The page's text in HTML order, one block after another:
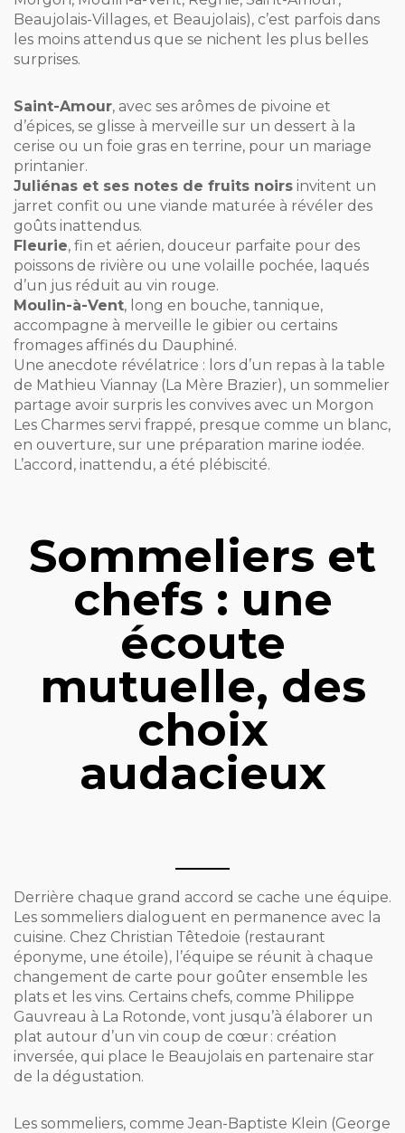
Beaujolais-Villages, et Beaujolais), c’est parfois dans
les moins attendus que se nichent les plus belles
surprises.
Saint-Amour, avec ses arômes de pivoine et
d’épices, se glisse à merveille sur un dessert à la
cerise ou un foie gras en terrine, pour un mariage
printanier.
Juliénas et ses notes de fruits noirs invitent un
jarret confit ou une viande maturée à révéler des
goûts inattendus.
Fleurie, fin et aérien, douceur parfaite pour des
poissons de rivière ou une volaille pochée, laqués
d’un jus réduit au vin rouge.
Moulin-à-Vent, long en bouche, tannique,
accompagne à merveille le gibier ou certains
fromages affinés du Dauphiné.
Une anecdote révélatrice : lors d’un repas à la table
de Mathieu Viannay (La Mère Brazier), un sommelier
partage avoir surpris les convives avec un Morgon
Les Charmes servi frappé, presque comme un blanc,
en ouverture, sur une préparation marine iodée.
L’accord, inattendu, a été plébiscité.
Sommeliers et
chefs : une
écoute
mutuelle, des
choix
audacieux
Derrière chaque grand accord se cache une équipe.
Les sommeliers dialoguent en permanence avec la
cuisine. Chez Christian Têtedoie (restaurant
éponyme, une étoile), l’équipe se réunit à chaque
changement de carte pour goûter ensemble les
plats et les vins. Certains chefs, comme Philippe
Gauvreau à La Rotonde, vont jusqu’à élaborer un
plat autour d’un vin coup de cœur : création
inversée, qui place le Beaujolais en partenaire star
de la dégustation.
Les sommeliers, comme Jean-Baptiste Klein (George